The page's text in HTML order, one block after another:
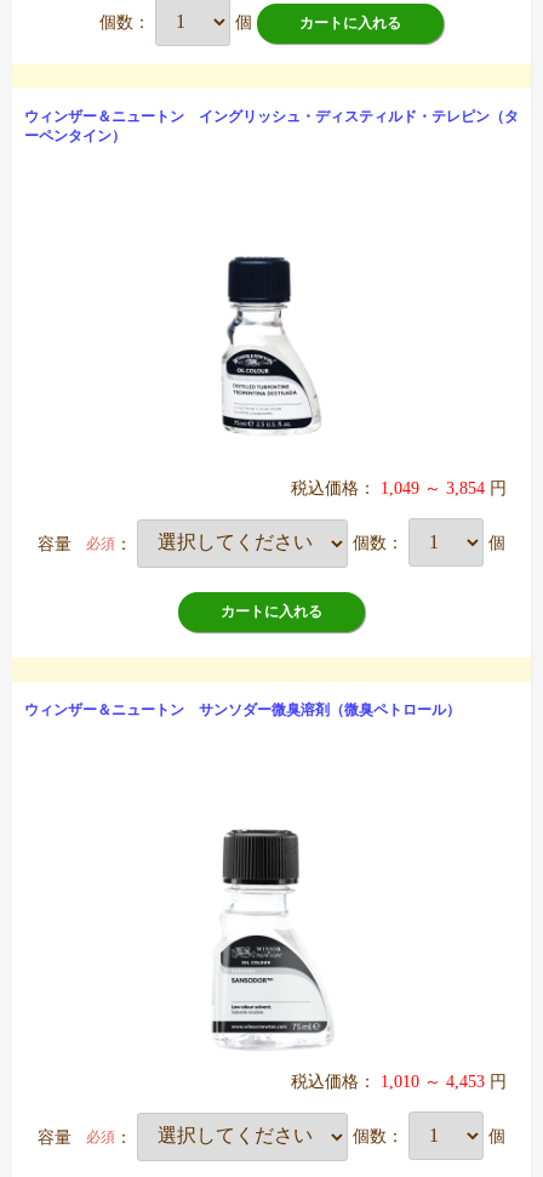
個数： 個 カートに入れる
ウィンザー＆ニュートン イングリッシュ・ディスティルド・テレピン（タ
ーペンタイン）
税込価格： 1,049 ～ 3,854 円
容量 必須 ： 個数： 個
カートに入れる
ウィンザー＆ニュートン サンソダー微臭溶剤（微臭ペトロール）
税込価格： 1,010 ～ 4,453 円
容量 必須 ： 個数： 個